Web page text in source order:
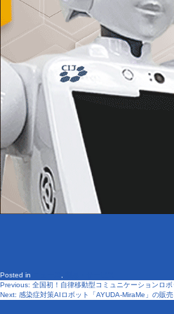
Posted in
Previous: 全国初！自律移動型コミュニケーションロ
Next: 感染症対策AIロボット「AYUDA-MiraMe」の販売